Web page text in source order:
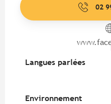
02
Langues parlées
Langues parlées
Environnement
Environnement